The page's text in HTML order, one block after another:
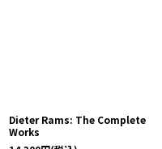
Dieter Rams: The Complete
Works